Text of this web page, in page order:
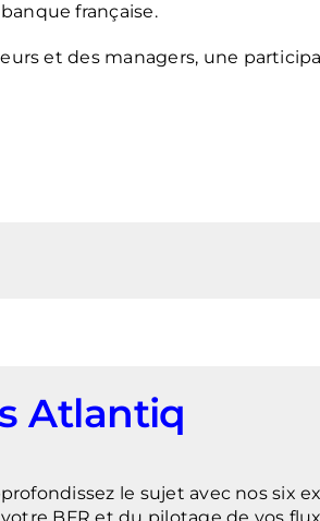
française.
et des managers, une
Atlantiq
le sujet avec nos six